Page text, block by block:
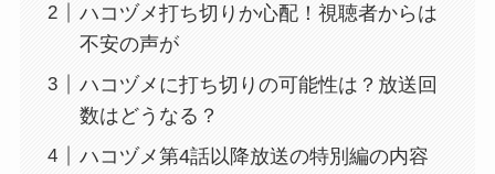
ハコヅメ打ち切りか心配！視聴者からは
不安の声が
ハコヅメに打ち切りの可能性は？放送回
数はどうなる？
ハコヅメ第4話以降放送の特別編の内容